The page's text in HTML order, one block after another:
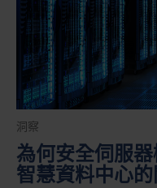
洞察
為何安全伺服
智慧資料中心